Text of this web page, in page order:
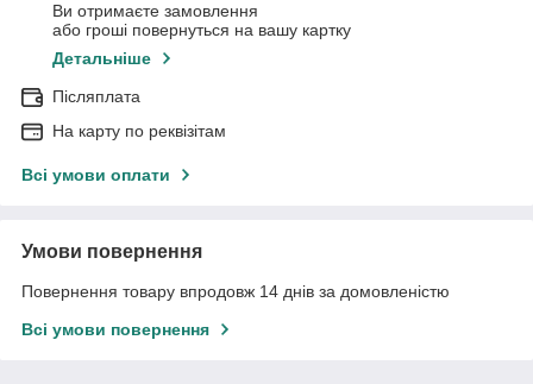
Ви отримаєте замовлення
або гроші повернуться на вашу картку
Детальніше
Післяплата
На карту по реквізітам
Всі умови оплати
Умови повернення
Повернення товару впродовж 14 днів за домовленістю
Всі умови повернення